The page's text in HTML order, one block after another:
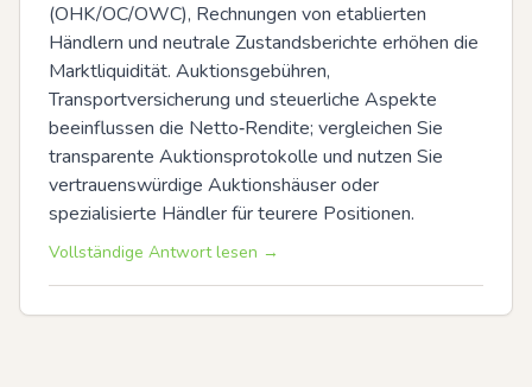
(OHK/OC/OWC), Rechnungen von etablierten
Händlern und neutrale Zustandsberichte erhöhen die
Marktliquidität. Auktionsgebühren,
Transportversicherung und steuerliche Aspekte
beeinflussen die Netto‑Rendite; vergleichen Sie
transparente Auktionsprotokolle und nutzen Sie
vertrauenswürdige Auktionshäuser oder
spezialisierte Händler für teurere Positionen.
Vollständige Antwort lesen →